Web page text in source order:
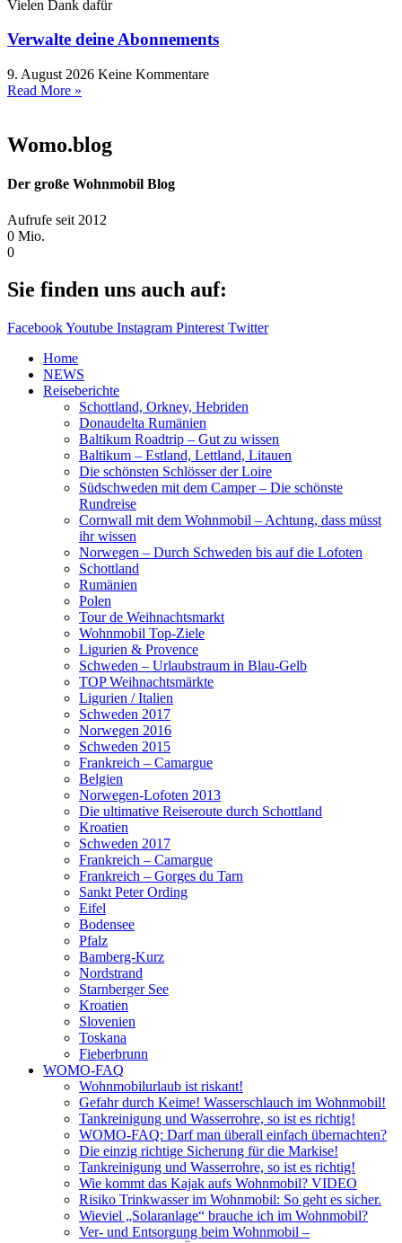
Vielen Dank dafür
Verwalte deine Abonnements
9. August 2026 Keine Kommentare
Read More »
Womo.blog
Der große Wohnmobil Blog​
Aufrufe seit 2012
0 Mio.
0
Sie finden uns auch auf:
FacebookYoutube Instagram Pinterest Twitter
Home
NEWS
Reiseberichte
Schottland, Orkney, Hebriden
Donaudelta Rumänien
Baltikum Roadtrip – Gut zu wissen
Baltikum – Estland, Lettland, Litauen
Die schönsten Schlösser der Loire
Südschweden mit dem Camper – Die schönste
Rundreise
Cornwall mit dem Wohnmobil – Achtung, dass müsst
ihr wissen
Norwegen – Durch Schweden bis auf die Lofoten
Schottland
Rumänien
Polen
Tour de Weihnachtsmarkt
Wohnmobil Top-Ziele
Ligurien & Provence
Schweden – Urlaubstraum in Blau-Gelb
TOP Weihnachtsmärkte
Ligurien / Italien
Schweden 2017
Norwegen 2016
Schweden 2015
Frankreich – Camargue
Belgien
Norwegen-Lofoten 2013
Die ultimative Reiseroute durch Schottland
Kroatien
Schweden 2017
Frankreich – Camargue
Frankreich – Gorges du Tarn
Sankt Peter Ording
Eifel
Bodensee
Pfalz
Bamberg-Kurz
Nordstrand
Starnberger See
Kroatien
Slovenien
Toskana
Fieberbrunn
WOMO-FAQ
Wohnmobilurlaub ist riskant!
Gefahr durch Keime! Wasserschlauch im Wohnmobil!
Tankreinigung und Wasserrohre, so ist es richtig!
WOMO-FAQ: Darf man überall einfach übernachten?
Die einzig richtige Sicherung für die Markise!
Tankreinigung und Wasserrohre, so ist es richtig!
Wie kommt das Kajak aufs Wohnmobil? VIDEO
Risiko Trinkwasser im Wohnmobil: So geht es sicher.
Wieviel „Solaranlage“ brauche ich im Wohnmobil?
Ver- und Entsorgung beim Wohnmobil –